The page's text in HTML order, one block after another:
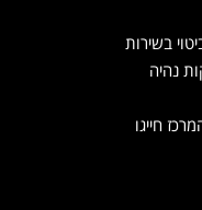
בשירות
המהיר – תוך 30 דקות נהיה
חייגו